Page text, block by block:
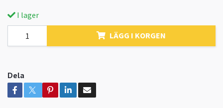
I lager
LÄGG I KORGEN
Dela